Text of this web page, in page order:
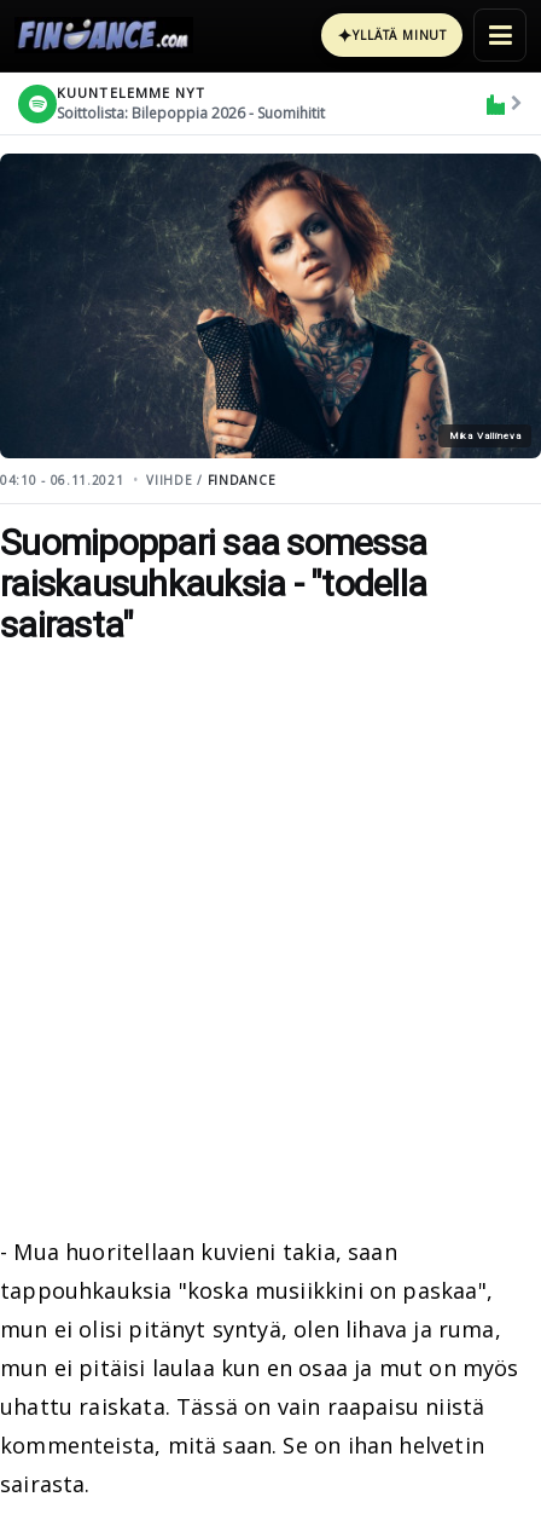
✦YLLÄTÄ MINUT
KUUNTELEMME NYT
Soittolista: Bilepoppia 2026 - Suomihitit
Mika Vallineva
04:10 - 06.11.2021 VIIHDE / FINDANCE
Suomipoppari saa somessa
raiskausuhkauksia - "todella
sairasta"
- Mua huoritellaan kuvieni takia, saan
tappouhkauksia "koska musiikkini on paskaa",
mun ei olisi pitänyt syntyä, olen lihava ja ruma,
mun ei pitäisi laulaa kun en osaa ja mut on myös
uhattu raiskata. Tässä on vain raapaisu niistä
kommenteista, mitä saan. Se on ihan helvetin
sairasta.